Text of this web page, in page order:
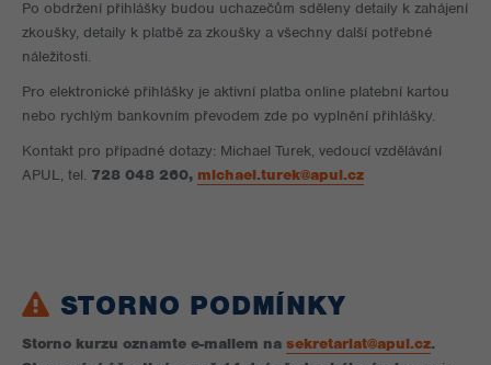
Po obdržení přihlášky budou uchazečům sděleny detaily k zahájení
zkoušky, detaily k platbě za zkoušky a všechny další potřebné
náležitosti.
Pro elektronické přihlášky je aktivní platba online platební kartou
nebo rychlým bankovním převodem zde po vyplnění přihlášky.
Kontakt pro případné dotazy: Michael Turek, vedoucí vzdělávání
APUL, tel. 728 048 260, michael.turek@apul.cz
STORNO PODMÍNKY
Storno kurzu oznamte e-mailem na sekretariat@apul.cz.